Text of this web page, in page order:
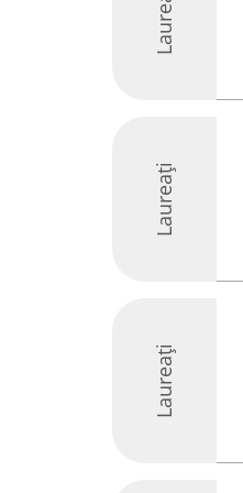
Laureați
Laureați
Laureați